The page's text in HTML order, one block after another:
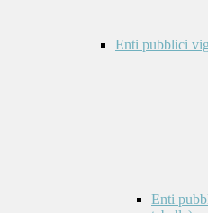
Enti pubblici
Enti